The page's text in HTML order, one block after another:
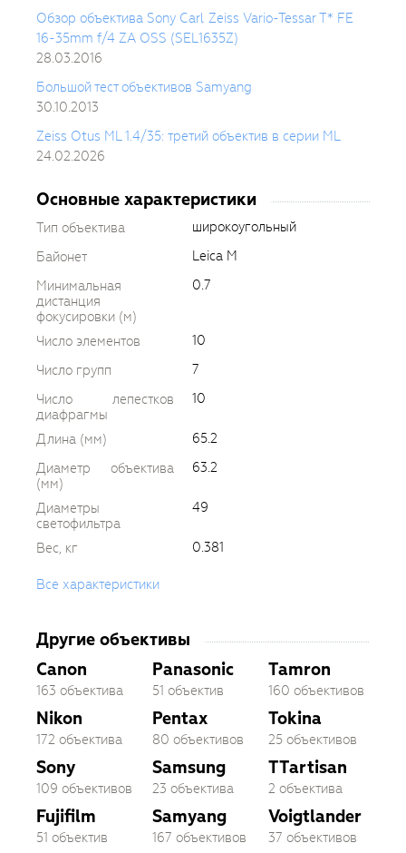
Обзор объектива Sony Carl Zeiss Vario-Tessar T* FE
16-35mm f/4 ZA OSS (SEL1635Z)
28.03.2016
Большой тест объективов Samyang
30.10.2013
Zeiss Otus ML 1.4/35: третий объектив в серии ML
24.02.2026
Основные характеристики
Тип объектива
широкоугольный
Байонет
Leica M
Минимальная
дистанция
фокусировки (м)
0.7
Число элементов
10
Число групп
7
Число лепестков
диафрагмы
10
Длина (мм)
65.2
Диаметр объектива
(мм)
63.2
Диаметры
светофильтра
49
Вес, кг 0.381
Все характеристики
Другие объективы
Canon
163 объектива
Nikon
172 объектива
Sony
109 объективов
Fujifilm
51 объектив
Panasonic
51 объектив
Pentax
80 объективов
Samsung
23 объектива
Samyang
167 объективов
Tamron
160 объективов
Tokina
25 объективов
TTartisan
2 объектива
Voigtlander
37 объективов